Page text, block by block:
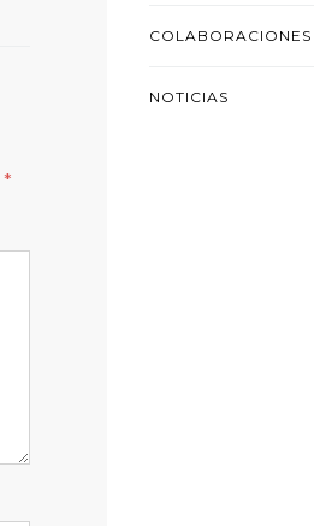
*
COLABORACIONES
NOTICIAS